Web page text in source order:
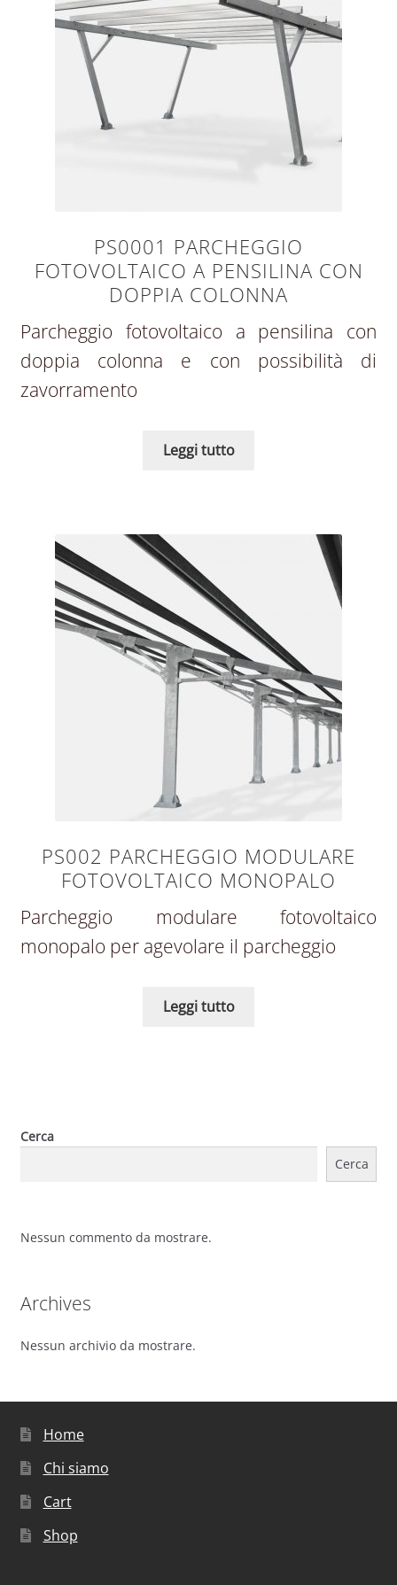
PS0001 PARCHEGGIO
FOTOVOLTAICO A PENSILINA CON
DOPPIA COLONNA
Parcheggio fotovoltaico a pensilina con
doppia colonna e con possibilità di
zavorramento
Leggi tutto
PS002 PARCHEGGIO MODULARE
FOTOVOLTAICO MONOPALO
Parcheggio modulare fotovoltaico
monopalo per agevolare il parcheggio
Leggi tutto
Cerca
Cerca
Nessun commento da mostrare.
Archives
Nessun archivio da mostrare.
Home
Chi siamo
Cart
Shop